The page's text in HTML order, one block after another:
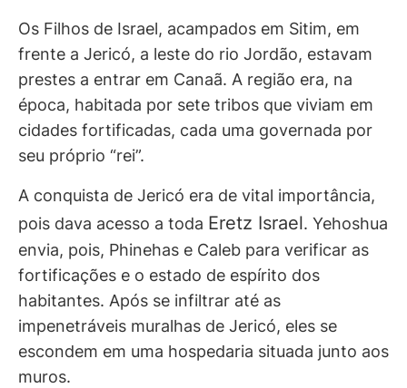
Os Filhos de Israel, acampados em Sitim, em
frente a Jericó, a leste do rio Jordão, estavam
prestes a entrar em Canaã. A região era, na
época, habitada por sete tribos que viviam em
cidades fortificadas, cada uma governada por
seu próprio “rei”.
A conquista de Jericó era de vital importância,
pois dava acesso a toda Eretz Israel. Yehoshua
envia, pois, Phinehas e Caleb para verificar as
fortificações e o estado de espírito dos
habitantes. Após se infiltrar até as
impenetráveis muralhas de Jericó, eles se
escondem em uma hospedaria situada junto aos
muros.